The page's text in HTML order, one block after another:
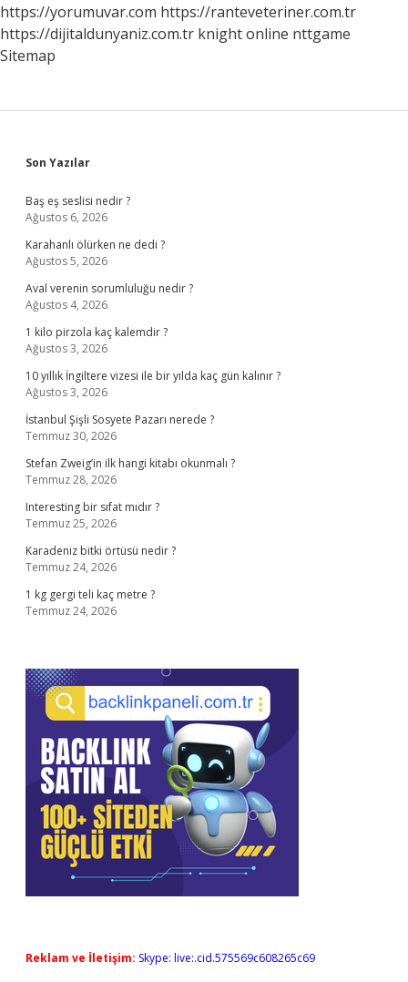
https://yorumuvar.com https://ranteveteriner.com.tr
https://dijitaldunyaniz.com.tr knight online nttgame
Sitemap
Sidebar
Son Yazılar
Baş eş seslisi nedir ?
Ağustos 6, 2026
Karahanlı ölürken ne dedi ?
Ağustos 5, 2026
Aval verenin sorumluluğu nedir ?
Ağustos 4, 2026
1 kilo pirzola kaç kalemdir ?
Ağustos 3, 2026
10 yıllık İngiltere vizesi ile bir yılda kaç gün kalınır ?
Ağustos 3, 2026
İstanbul Şişli Sosyete Pazarı nerede ?
Temmuz 30, 2026
Stefan Zweig’in ilk hangi kitabı okunmalı ?
Temmuz 28, 2026
Interesting bir sıfat mıdır ?
Temmuz 25, 2026
Karadeniz bitki örtüsü nedir ?
Temmuz 24, 2026
1 kg gergi teli kaç metre ?
Temmuz 24, 2026
Reklam ve İletişim: Skype: live:.cid.575569c608265c69